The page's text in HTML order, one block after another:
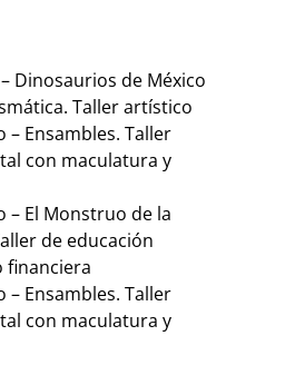
Dinosaurios de México
Taller artístico
– Ensambles. Taller
con maculatura y
– El Monstruo de la
de educación
financiera
– Ensambles. Taller
con maculatura y